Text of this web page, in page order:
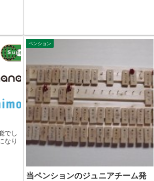
でし
なり
ペンション
当ペンションのジュニアチーム発